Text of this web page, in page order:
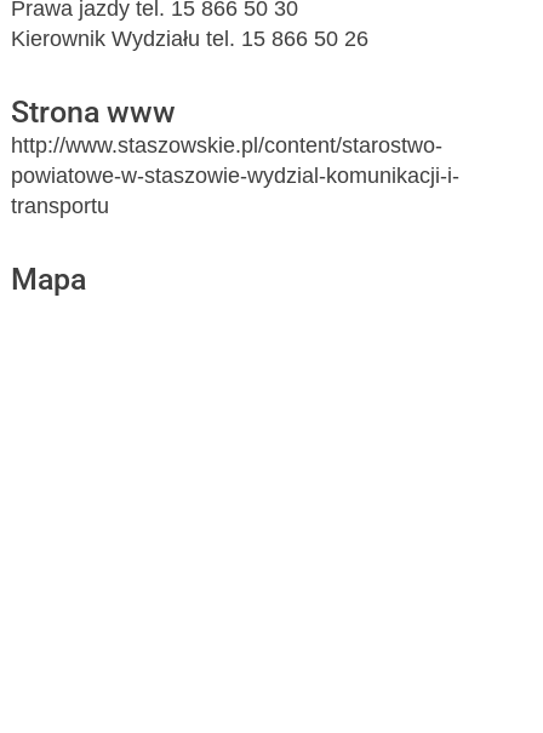
Prawa jazdy tel. 15 866 50 30
Kierownik Wydziału tel. 15 866 50 26
Strona www
http://www.staszowskie.pl/content/starostwo-
powiatowe-w-staszowie-wydzial-komunikacji-i-
transportu
Mapa